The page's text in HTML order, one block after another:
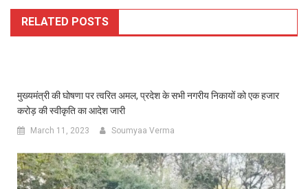
RELATED POSTS
मुख्यमंत्री की घोषणा पर त्वरित अमल, प्रदेश के सभी नगरीय निकायों को एक हजार
करोड़ की स्वीकृति का आदेश जारी
March 11, 2023 Soumyaa Verma